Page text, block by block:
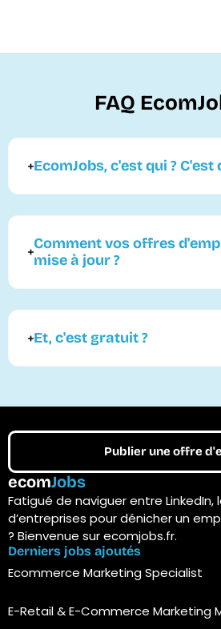
FAQ
EcomJobs, c'est qui ? C'est
Comment vos offres
mise à jour ?
Et, c'est gratuit ?
ecomJobs
Fatigué de naviguer entre LinkedIn,
d’entreprises pour dénicher un
? Bienvenue sur ecomjobs.fr.
Publier une offre
Derniers jobs ajoutés
Ecommerce Marketing Specialist
E-Retail & E-Commerce Marketing